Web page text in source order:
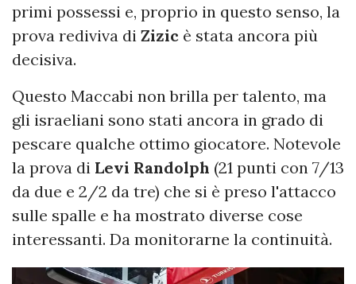
primi possessi e, proprio in questo senso, la
prova rediviva di Zizic è stata ancora più
decisiva.
Questo Maccabi non brilla per talento, ma
gli israeliani sono stati ancora in grado di
pescare qualche ottimo giocatore. Notevole
la prova di Levi Randolph (21 punti con 7/13
da due e 2/2 da tre) che si è preso l'attacco
sulle spalle e ha mostrato diverse cose
interessanti. Da monitorarne la continuità.